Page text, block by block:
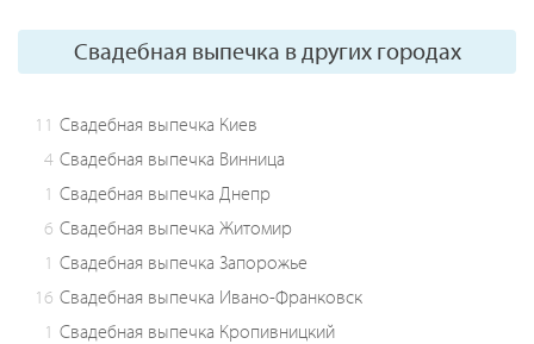
Свадебная выпечка в других городах
11 Свадебная выпечка Киев
4 Свадебная выпечка Винница
1 Свадебная выпечка Днепр
6 Свадебная выпечка Житомир
1 Свадебная выпечка Запорожье
16 Свадебная выпечка Ивано-Франковск
1 Свадебная выпечка Кропивницкий